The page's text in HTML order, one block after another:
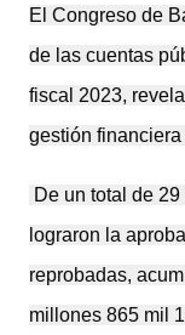
El Congreso de
de las cuentas
fiscal 2023,
gestión
lograron la
reprobadas,
millones 865 mil